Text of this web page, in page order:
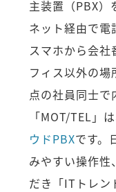
主装置（PBX）
ネット経由で電
スマホから会
フィス以外の
点の社員同士で
「MOT/TEL」は
ウドPBXです。
みやすい操作性
だき「ITトレン